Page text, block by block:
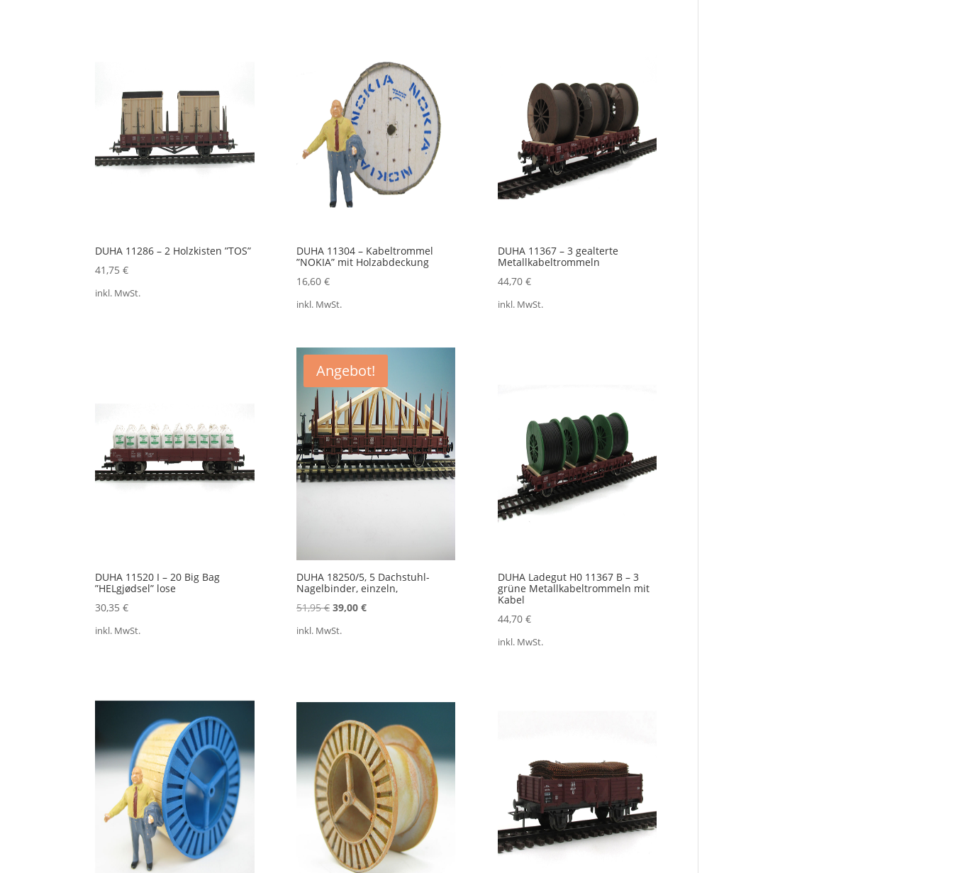
DUHA 11286 – 2 Holzkisten ”TOS”
41,75€
inkl. MwSt.
DUHA 11304 – Kabeltrommel
”NOKIA” mit Holzabdeckung
16,60 €
inkl. MwSt.
DUHA 11367 – 3 gealterte
Metallkabeltrommeln
44,70 €
inkl. MwSt.
DUHA 11520 I – 20 Big Bag
”HELgjødsel” lose
30,35€
inkl. MwSt.
Angebot!
DUHA 18250/5, 5 Dachstuhl-
Nagelbinder, einzeln,
51,95€ Ursprünglicher
39,00 €Aktueller
inkl. MwSt.
DUHA Ladegut H0 11367 B – 3
grüne Metallkabeltrommeln mit
Kabel
44,70 €
inkl. MwSt.